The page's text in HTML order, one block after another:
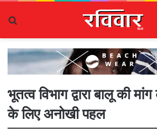
भूतत्व विभाग द्वारा बालू की
के लिए अनोखी पहल